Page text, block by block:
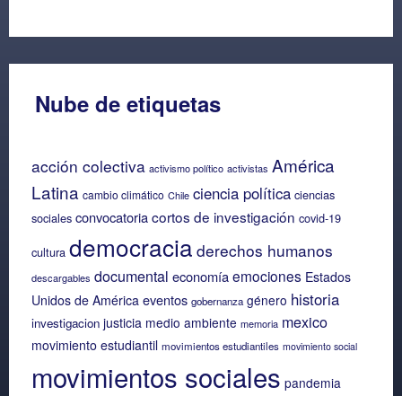
Nube de etiquetas
acción colectiva activismo político activistas América
Latina cambio climático Chile ciencia política ciencias
sociales convocatoriacortos de investigación covid-19
cultura democracia derechos humanos
descargables documental economíaemociones Estados
Unidos de América eventos gobernanza género historia
investigacion justicia medio ambiente memoria mexico
movimiento estudiantil movimientos estudiantiles movimiento social
movimientos sociales pandemia